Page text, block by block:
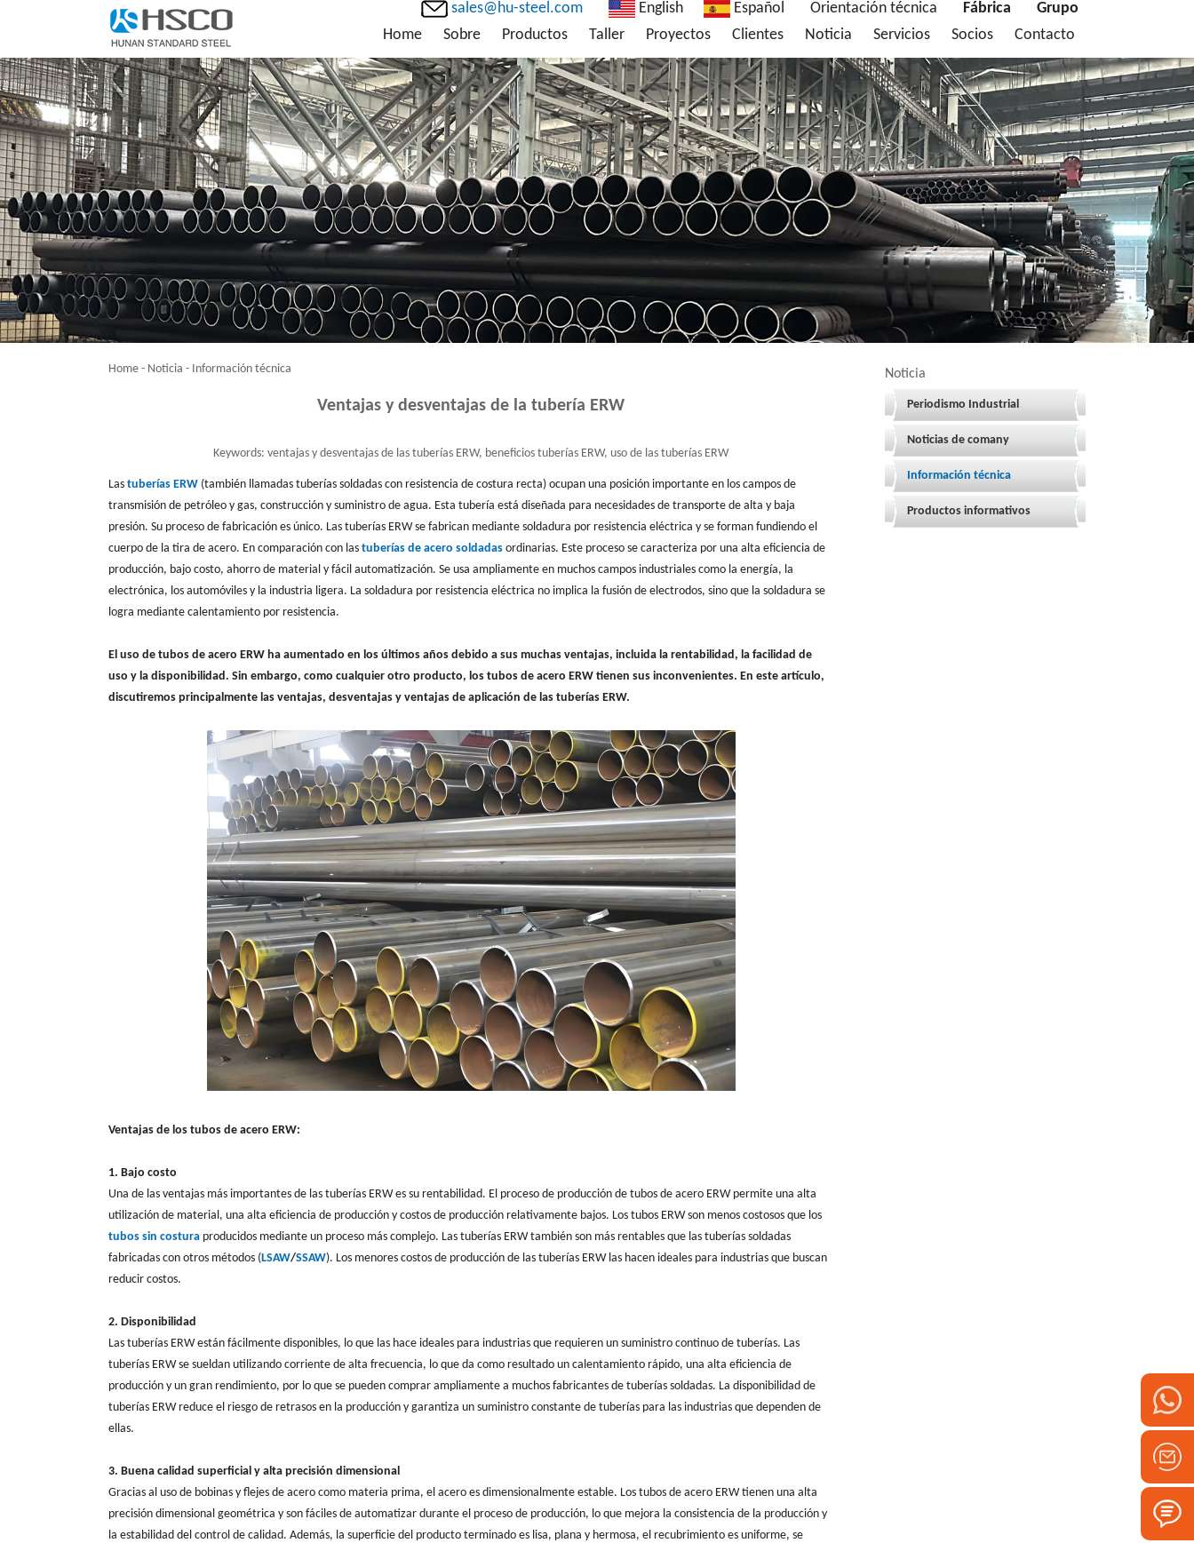
sales@hu-steel.com English Español Orientación técnica Fábrica
Grupo
Home
Sobre Productos Taller Proyectos Clientes Noticia Servicios Socios Contacto
Noticia
Periodismo Industrial
Noticias de comany
Información técnica
Productos informativos
Home - Noticia - Información técnica
Ventajas y desventajas de la tubería ERW
Keywords: ventajas y desventajas de las tuberías ERW, beneficios tuberías ERW, uso de las tuberías ERW
Las tuberías ERW (también llamadas tuberías soldadas con resistencia de costura recta) ocupan una posición importante en los campos de
transmisión de petróleo y gas, construcción y suministro de agua. Esta tubería está diseñada para necesidades de transporte de alta y baja
presión. Su proceso de fabricación es único. Las tuberías ERW se fabrican mediante soldadura por resistencia eléctrica y se forman fundiendo el
cuerpo de la tira de acero. En comparación con las tuberías de acero soldadas ordinarias. Este proceso se caracteriza por una alta eficiencia de
producción, bajo costo, ahorro de material y fácil automatización. Se usa ampliamente en muchos campos industriales como la energía, la
electrónica, los automóviles y la industria ligera. La soldadura por resistencia eléctrica no implica la fusión de electrodos, sino que la soldadura se
logra mediante calentamiento por resistencia.
El uso de tubos de acero ERW ha aumentado en los últimos años debido a sus muchas ventajas, incluida la rentabilidad, la facilidad de
uso y la disponibilidad. Sin embargo, como cualquier otro producto, los tubos de acero ERW tienen sus inconvenientes. En este artículo,
discutiremos principalmente las ventajas, desventajas y ventajas de aplicación de las tuberías ERW.
Ventajas de los tubos de acero ERW:
1. Bajo costo
Una de las ventajas más importantes de las tuberías ERW es su rentabilidad. El proceso de producción de tubos de acero ERW permite una alta
utilización de material, una alta eficiencia de producción y costos de producción relativamente bajos. Los tubos ERW son menos costosos que los
tubos sin costura producidos mediante un proceso más complejo. Las tuberías ERW también son más rentables que las tuberías soldadas
fabricadas con otros métodos (LSAW/SSAW). Los menores costos de producción de las tuberías ERW las hacen ideales para industrias que buscan
reducir costos.
2. Disponibilidad
Las tuberías ERW están fácilmente disponibles, lo que las hace ideales para industrias que requieren un suministro continuo de tuberías. Las
tuberías ERW se sueldan utilizando corriente de alta frecuencia, lo que da como resultado un calentamiento rápido, una alta eficiencia de
producción y un gran rendimiento, por lo que se pueden comprar ampliamente a muchos fabricantes de tuberías soldadas. La disponibilidad de
tuberías ERW reduce el riesgo de retrasos en la producción y garantiza un suministro constante de tuberías para las industrias que dependen de
ellas.
3. Buena calidad superficial y alta precisión dimensional
Gracias al uso de bobinas y flejes de acero como materia prima, el acero es dimensionalmente estable. Los tubos de acero ERW tienen una alta
precisión dimensional geométrica y son fáciles de automatizar durante el proceso de producción, lo que mejora la consistencia de la producción y
la estabilidad del control de calidad. Además, la superficie del producto terminado es lisa, plana y hermosa, el recubrimiento es uniforme, se